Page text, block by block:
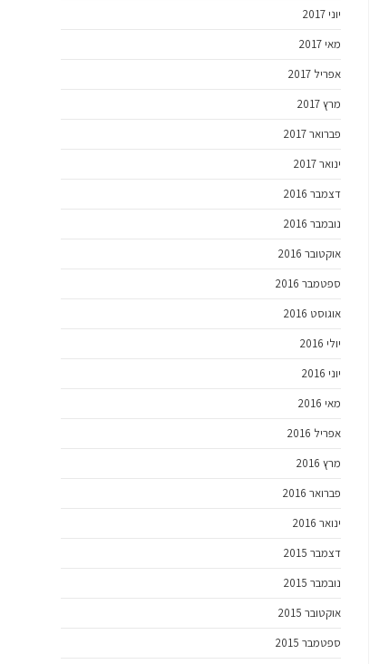
יוני 2017
מאי 2017
אפריל 2017
מרץ 2017
פברואר 2017
ינואר 2017
דצמבר 2016
נובמבר 2016
אוקטובר 2016
ספטמבר 2016
אוגוסט 2016
יולי 2016
יוני 2016
מאי 2016
אפריל 2016
מרץ 2016
פברואר 2016
ינואר 2016
דצמבר 2015
נובמבר 2015
אוקטובר 2015
ספטמבר 2015